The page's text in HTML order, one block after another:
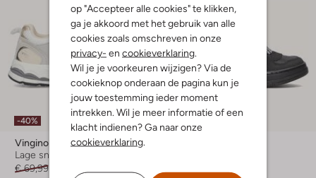
op "Accepteer alle cookies" te klikken,
ga je akkoord met het gebruik van alle
cookies zoals omschreven in onze
privacy- en cookieverklaring.
Wil je je voorkeuren wijzigen? Via de
cookieknop onderaan de pagina kun je
jouw toestemming ieder moment
intrekken. Wil je meer informatie of een
klacht indienen? Ga naar onze
cookieverklaring.
-40%
Vingino
Lage sneakers
€ 69,99